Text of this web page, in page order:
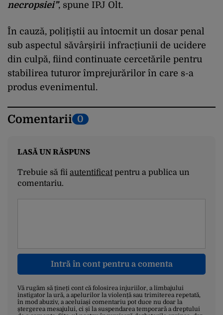
necropsiei”, spune IPJ Olt.
În cauză, polițiștii au întocmit un dosar penal
sub aspectul săvârșirii infracțiunii de ucidere
din culpă, fiind continuate cercetările pentru
stabilirea tuturor împrejurărilor în care s-a
produs evenimentul.
Comentarii 0
LASĂ UN RĂSPUNS
Trebuie să fii autentificatpentru a publica un
comentariu.
Intră în cont pentru a comenta
Vă rugăm să țineți cont că folosirea injuriilor, a limbajului
instigator la ură, a apelurilor la violență sau trimiterea repetată,
în mod abuziv, a aceluiași comentariu pot duce nu doar la
ștergerea mesajului, ci și la suspendarea temporară a dreptului